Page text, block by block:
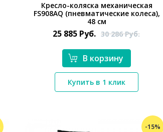
*}
Кресло-коляска механическая
FS908AQ (пневматические колеса),
48 см
25 885 Руб. 30 286Руб.
В корзину
Купить в 1 клик
-15%